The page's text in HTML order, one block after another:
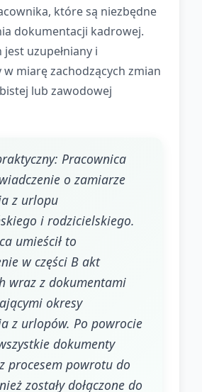
które są niezbędne
dokumentacji kadrowej.
uzupełniany i
miarę zachodzących zmian
lub zawodowej
Pracownica
o zamiarze
z urlopu
i rodzicielskiego.
umieścił to
w części B akt
wraz z dokumentami
okresy
z urlopów. Po powrocie
dokumenty
procesem powrotu do
zostały dołączone do